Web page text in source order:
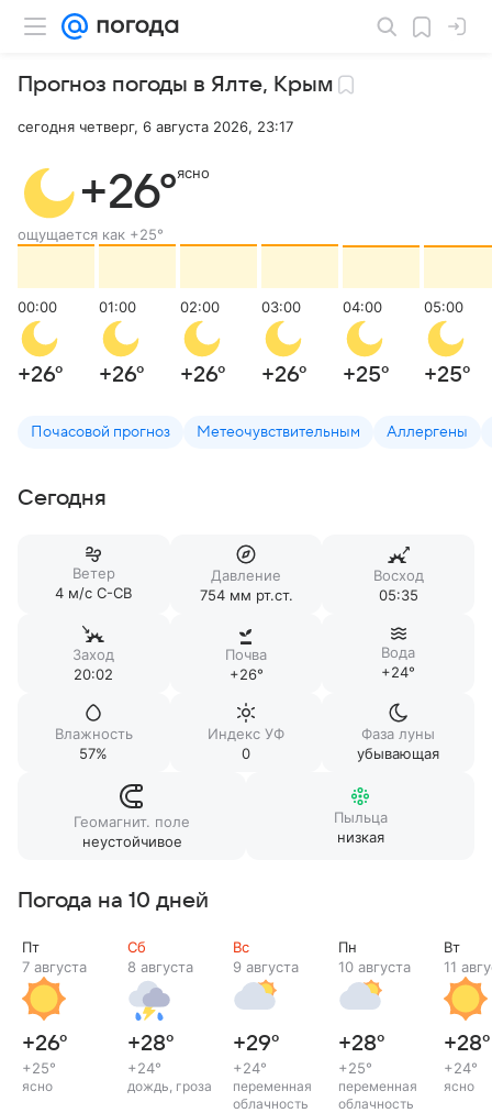
Прогноз погоды в Ялте, Крым
сегодня четверг, 6 августа 2026, 23:17
+26°
ощущается как +25°
ясно
00:00
+26°
01:00
+26°
02:00
+26°
03:00
+26°
04:00
+25°
05:00
+25°
Почасовой прогноз Метеочувствительным Аллергены
Сегодня
Ветер
4 м/c С-СВ
Давление
754 мм рт.ст.
Восход
05:35
Заход
20:02
Почва
+26°
Вода
+24°
Влажность
57%
Индекс УФ
0
Фаза луны
убывающая
Геомагнит. поле
неустойчивое
Пыльца
низкая
Погода на 10 дней
Пт
7 августа
+26°
+25°
ясно
Сб
8 августа
+28°
+24°
дождь, гроза
Вс
9 августа
+29°
+24°
переменная
облачность
Пн
10 августа
+28°
+25°
переменная
облачность
Вт
11
+28°
+24°
ясно